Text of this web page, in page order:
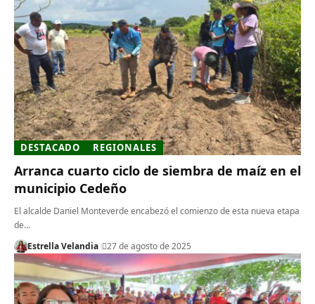
DESTACADO REGIONALES
Arranca cuarto ciclo de siembra de maíz en el
municipio Cedeño
El alcalde Daniel Monteverde encabezó el comienzo de esta nueva etapa
de…
Estrella Velandia
27 de agosto de 2025